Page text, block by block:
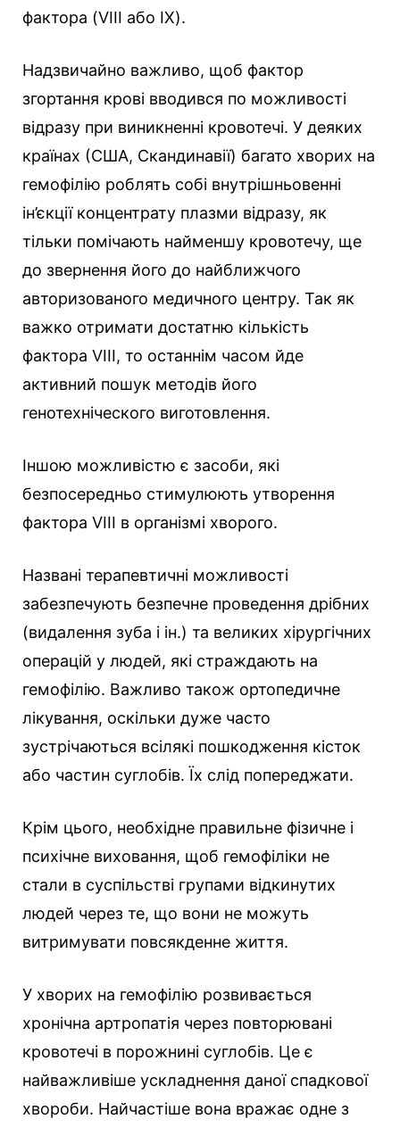
фактора (VIII або IX).
Надзвичайно важливо, щоб фактор
згортання крові вводився по можливості
відразу при виникненні кровотечі. У деяких
країнах (США, Скандинавії) багато хворих на
гемофілію роблять собі внутрішньовенні
ін’єкції концентрату плазми відразу, як
тільки помічають найменшу кровотечу, ще
до звернення його до найближчого
авторизованого медичного центру. Так як
важко отримати достатню кількість
фактора VIII, то останнім часом йде
активний пошук методів його
генотехніческого виготовлення.
Іншою можливістю є засоби, які
безпосередньо стимулюють утворення
фактора VIII в організмі хворого.
Названі терапевтичні можливості
забезпечують безпечне проведення дрібних
(видалення зуба і ін.) та великих хірургічних
операцій у людей, які страждають на
гемофілію. Важливо також ортопедичне
лікування, оскільки дуже часто
зустрічаються всілякі пошкодження кісток
або частин суглобів. Їх слід попереджати.
Крім цього, необхідне правильне фізичне і
психічне виховання, щоб гемофіліки не
стали в суспільстві групами відкинутих
людей через те, що вони не можуть
витримувати повсякденне життя.
У хворих на гемофілію розвивається
хронічна артропатія через повторювані
кровотечі в порожнині суглобів. Це є
найважливіше ускладнення даної спадкової
хвороби. Найчастіше вона вражає одне з